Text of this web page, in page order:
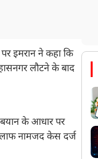
इमरान ने कहा कि
लौटने के बाद
के आधार पर
नामजद केस दर्ज